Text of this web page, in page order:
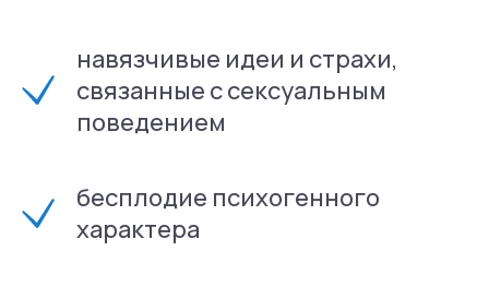
навязчивые идеи и страхи,
связанные с сексуальным
поведением
бесплодие психогенного
характера
и быстрее найти